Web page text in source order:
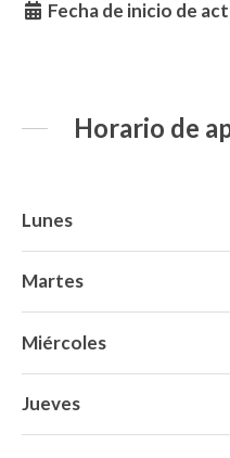
Fecha de inicio de
Horario de
Lunes
Martes
Miércoles
Jueves